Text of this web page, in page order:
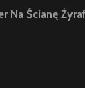
Na Ścianę